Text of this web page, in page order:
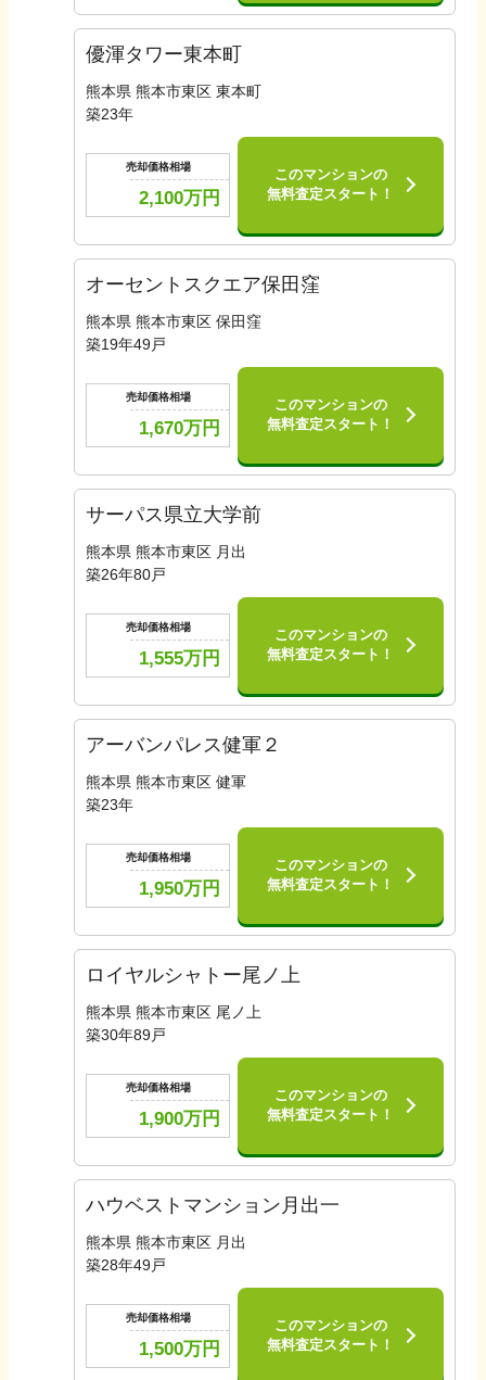
優渾タワー東本町
熊本県 熊本市東区 東本町
築23年
売却価格相場
2,100万円
このマンションの
無料査定スタート！
オーセントスクエア保田窪
熊本県 熊本市東区 保田窪
築19年49戸
売却価格相場
1,670万円
このマンションの
無料査定スタート！
サーパス県立大学前
熊本県 熊本市東区 月出
築26年80戸
売却価格相場
1,555万円
このマンションの
無料査定スタート！
アーバンパレス健軍２
熊本県 熊本市東区 健軍
築23年
売却価格相場
1,950万円
このマンションの
無料査定スタート！
ロイヤルシャトー尾ノ上
熊本県 熊本市東区 尾ノ上
築30年89戸
売却価格相場
1,900万円
このマンションの
無料査定スタート！
ハウベストマンション月出一
熊本県 熊本市東区 月出
築28年49戸
売却価格相場
1,500万円
このマンションの
無料査定スタート！